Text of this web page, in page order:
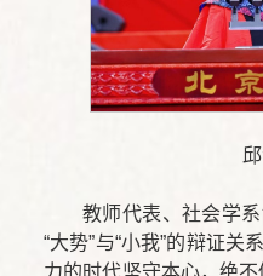
教师代表、社会学
“大势”与“小我”的辩证关
力的时代坚守本心，绝